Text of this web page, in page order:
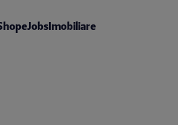
eJobsImobiliare